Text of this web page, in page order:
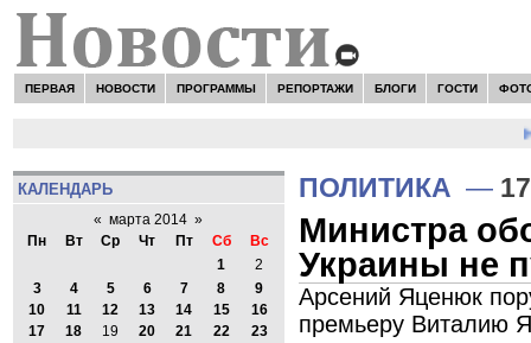
ПЕРВАЯ НОВОСТИ ПРОГРАММЫ РЕПОРТАЖИ БЛОГИ ГОСТИ
КАЛЕНДАРЬ
« марта 2014 »
Пн
Вт Ср Чт Пт Сб
Вс
1
2
3
4 5 6 7 8
9
10
11 12 13 14 15
16
17
18 19 20 21 22
23
ПОЛИТИКА —
Министра
Украины не
Арсений Яценюк
премьеру Виталию